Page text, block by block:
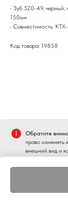
• Зуб 520-49, черный,
150мм
• Совместимость:
Код товара: 19858
Обратите
право изменять
внешний вид и